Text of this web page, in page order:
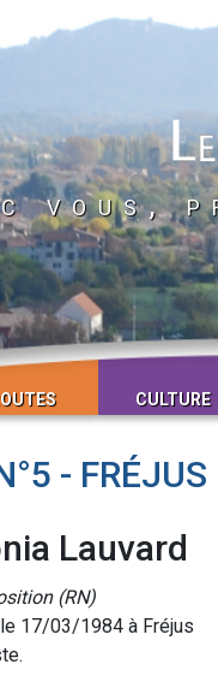
vous,
CULTURE
- FRÉJUS
Lauvard
(RN)
17/03/1984 à Fréjus